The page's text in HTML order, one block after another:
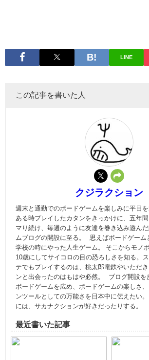
LINE
この記事を書いた人
クジラクション
週末と通勤でのボードゲームを楽しみに平日を
ある時プレイしたカタンをきっかけに、五年
マり続け、毎週のように友達を巻き込み遊ん
ムブログの開設に至る。 思えばボードゲーム
学校の時にやった人生ゲーム。 そこからモノ
10歳にしてサイコロの目の恐ろしさを知る。
テでもプレイするのは、桃太郎電鉄やいただ
ンと出会ったのはもはや必然。 ブログ開設を
ボードゲームを広め、ボードゲームの楽しさ
ンツールとしての万能さを日本中に伝えたい
には、サカナクションが好きだったりする。
最近書いた記事